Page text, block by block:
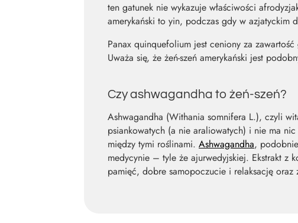
ten gatunek nie wykazuje właściwości
amerykański to yin, podczas gdy w azjatyckim
Panax quinquefolium jest ceniony za
Uważa się, że żeń-szeń amerykański jest
Czy ashwagandha to żeń-szeń?
Ashwagandha (Withania somnifera L.), czyli
psiankowatych (a nie araliowatych) i nie ma
między tymi roślinami.Ashwagandha,
medycynie – tyle że ajurwedyjskiej. Ekstrakt z
pamięć, dobre samopoczucie i relaksację